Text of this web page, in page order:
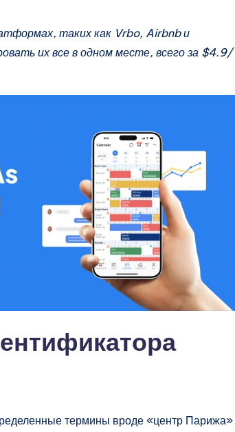
таких как Vrbo, Airbnb и
их все в одном месте, всего за $4.9/
термины вроде «центр Парижа»